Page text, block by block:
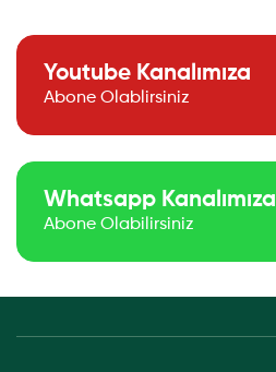
Youtube Kanalımıza
Abone Olablirsiniz
Whatsapp Kanalımıza
Abone Olabilirsiniz